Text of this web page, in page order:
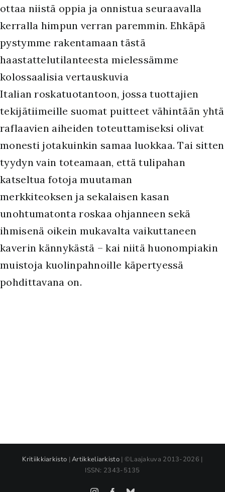
ottaa niistä oppia ja onnistua seuraavalla
kerralla himpun verran paremmin. Ehkäpä
pystymme rakentamaan tästä
haastattelutilanteesta mielessämme
kolossaalisia vertauskuvia
Italian roskatuotantoon, jossa tuottajien
tekijätiimeille suomat puitteet vähintään yhtä
raflaavien aiheiden toteuttamiseksi olivat
monesti jotakuinkin samaa luokkaa. Tai sitten
tyydyn vain toteamaan, että tulipahan
katseltua fotoja muutaman
merkkiteoksen ja sekalaisen kasan
unohtumatonta roskaa ohjanneen sekä
ihmisenä oikein mukavalta vaikuttaneen
kaverin kännykästä – kai niitä huonompiakin
muistoja kuolinpahnoille käpertyessä
pohdittavana on.
Kritiikkiarkisto |Artikkeliarkisto | ©Laajakuva 2013-2026 |
ISSN: 2343-5135